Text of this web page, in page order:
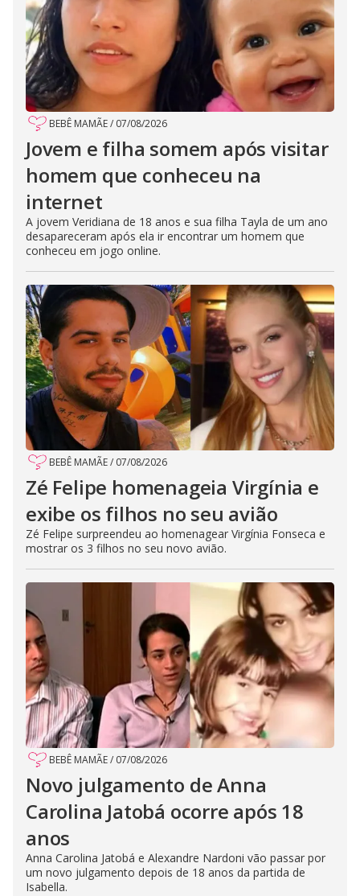
BEBÊ MAMÃE/ 07/08/2026
Jovem e filha somem após visitar
homem que conheceu na
internet
A jovem Veridiana de 18 anos e sua filha Tayla de um ano
desapareceram após ela ir encontrar um homem que
conheceu em jogo online.
BEBÊ MAMÃE/ 07/08/2026
Zé Felipe homenageia Virgínia e
exibe os filhos no seu avião
Zé Felipe surpreendeu ao homenagear Virgínia Fonseca e
mostrar os 3 filhos no seu novo avião.
BEBÊ MAMÃE/ 07/08/2026
Novo julgamento de Anna
Carolina Jatobá ocorre após 18
anos
Anna Carolina Jatobá e Alexandre Nardoni vão passar por
um novo julgamento depois de 18 anos da partida de
Isabella.